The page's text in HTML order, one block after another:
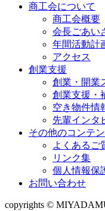
商工会について
商工会概要
会長ごあい
年間活動計
アクセス
創業支援
創業・開業
創業支援・
空き物件情
先輩インタ
その他のコンテ
よくあるご
リンク集
個人情報保
お問い合わせ
copyrights ©